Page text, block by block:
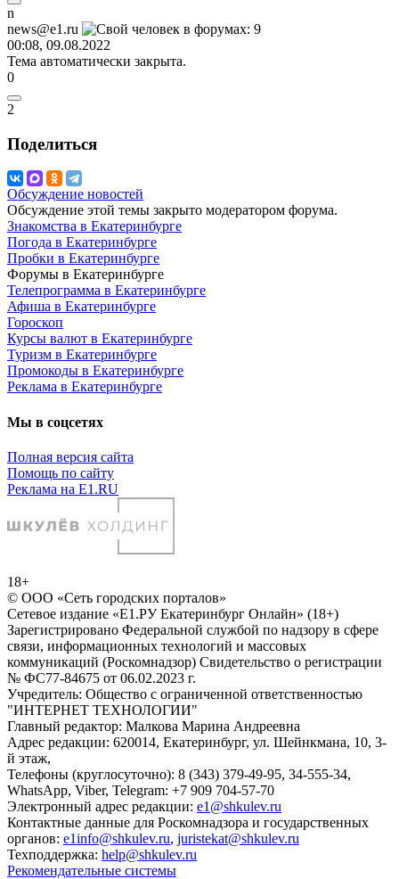
n
news@e1.ru
00:08, 09.08.2022
Тема автоматически закрыта.
0
2
Поделиться
Обсуждение новостей
Обсуждение этой темы закрыто модератором форума.
Знакомства в Екатеринбурге
Погода в Екатеринбурге
Пробки в Екатеринбурге
Форумы в Екатеринбурге
Телепрограмма в Екатеринбурге
Афиша в Екатеринбурге
Гороскоп
Курсы валют в Екатеринбурге
Туризм в Екатеринбурге
Промокоды в Екатеринбурге
Реклама в Екатеринбурге
Мы в соцсетях
Полная версия сайта
Помощь по сайту
Реклама на E1.RU
18+
© ООО «Сеть городских порталов»
Сетевое издание «Е1.РУ Екатеринбург Онлайн» (18+)
Зарегистрировано Федеральной службой по надзору в сфере
связи, информационных технологий и массовых
коммуникаций (Роскомнадзор) Свидетельство о регистрации
№ ФС77-84675 от 06.02.2023 г.
Учредитель: Общество с ограниченной ответственностью
"ИНТЕРНЕТ ТЕХНОЛОГИИ"
Главный редактор: Малкова Марина Андреевна
Адрес редакции: 620014, Екатеринбург, ул. Шейнкмана, 10, 3-
й этаж,
Телефоны (круглосуточно): 8 (343) 379-49-95, 34-555-34,
WhatsApp, Viber, Telegram: +7 909 704-57-70
Электронный адрес редакции: e1@shkulev.ru
Контактные данные для Роскомнадзора и государственных
органов: e1info@shkulev.ru, juristekat@shkulev.ru
Техподдержка: help@shkulev.ru
Рекомендательные системы